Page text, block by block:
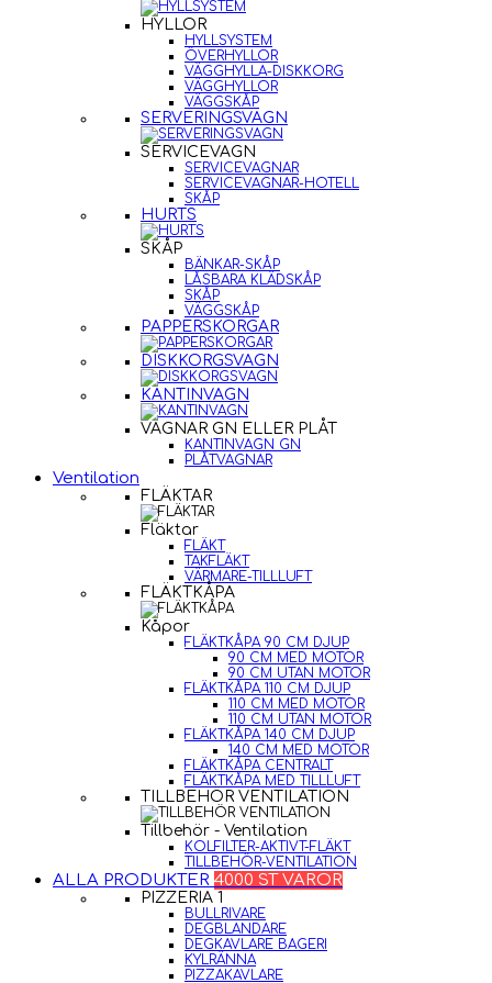
HYLLOR
HYLLSYSTEM
ÖVERHYLLOR
VÄGGHYLLA-DISKKORG
VÄGGHYLLOR
VÄGGSKÅP
SERVERINGSVAGN
SERVICEVAGN
SERVICEVAGNAR
SERVICEVAGNAR-HOTELL
SKÅP
HURTS
SKÅP
BÄNKAR-SKÅP
LÅSBARA KLÄDSKÅP
SKÅP
VÄGGSKÅP
PAPPERSKORGAR
DISKKORGSVAGN
KANTINVAGN
VAGNAR GN ELLER PLÅT
KANTINVAGN GN
PLÅTVAGNAR
Ventilation
FLÄKTAR
Fläktar
FLÄKT
TAKFLÄKT
VÄRMARE-TILLLUFT
FLÄKTKÅPA
Kåpor
FLÄKTKÅPA 90 CM DJUP
90 CM MED MOTOR
90 CM UTAN MOTOR
FLÄKTKÅPA 110 CM DJUP
110 CM MED MOTOR
110 CM UTAN MOTOR
FLÄKTKÅPA 140 CM DJUP
140 CM MED MOTOR
FLÄKTKÅPA CENTRALT
FLÄKTKÅPA MED TILLLUFT
TILLBEHÖR VENTILATION
Tillbehör - Ventilation
KOLFILTER-AKTIVT-FLÄKT
TILLBEHÖR-VENTILATION
ALLA PRODUKTER 4000 ST VAROR
PIZZERIA 1
BULLRIVARE
DEGBLANDARE
DEGKAVLARE BAGERI
KYLRÄNNA
PIZZAKAVLARE